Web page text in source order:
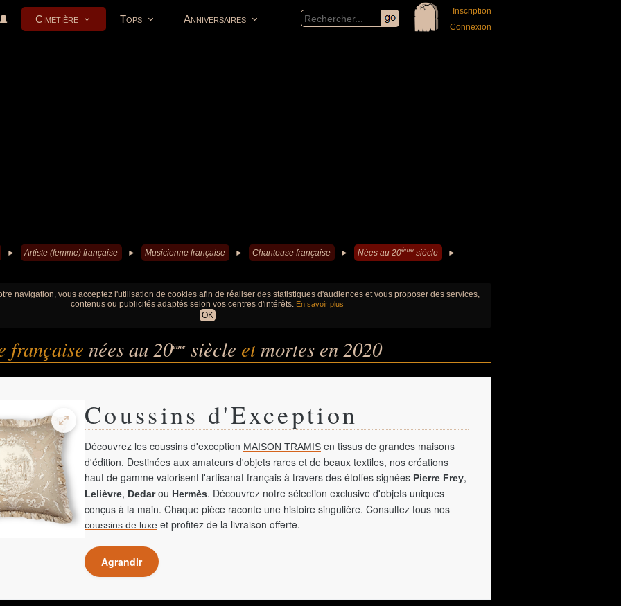
Cimetière Tops Anniversaires
Inscription
Connexion
► Artiste (femme) française ► Musicienne française ► Chanteuse française ► Nées au 20ème siècle
►
navigation, vous acceptez l'utilisation de cookies afin de réaliser des statistiques d'audiences et vous proposer des services,
contenus ou publicités adaptés selon vos centres d'intérêts. En savoir plus
OK
française nées au 20ème siècle etmortes en 2020
Coussins d'Exception
Découvrez les coussins d'exception MAISON TRAMIS en tissus de grandes maisons
d'édition. Destinées aux amateurs d'objets rares et de beaux textiles, nos créations
haut de gamme valorisent l'artisanat français à travers des étoffes signées Pierre Frey,
Lelièvre, Dedarou Hermès. Découvrez notre sélection exclusive d'objets uniques
conçus à la main. Chaque pièce raconte une histoire singulière. Consultez tous nos
coussins de luxe et profitez de la livraison offerte.
Agrandir